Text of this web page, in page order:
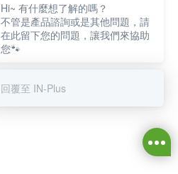
Hi~ 有什麼想了解的嗎？
不管是產品諮詢或是其他問題，請
在此留下您的問題，讓我們來協助
您🐾
回覆至 IN-Plus